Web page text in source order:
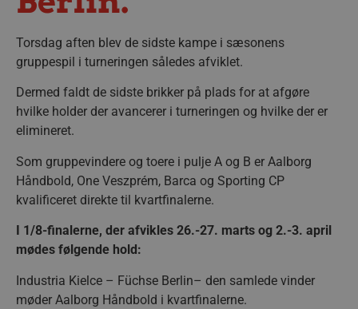
Torsdag aften blev de sidste kampe i sæsonens
gruppespil i turneringen således afviklet.
Dermed faldt de sidste brikker på plads for at afgøre
hvilke holder der avancerer i turneringen og hvilke der er
elimineret.
Som gruppevindere og toere i pulje A og B er Aalborg
Håndbold, One Veszprém, Barca og Sporting CP
kvalificeret direkte til kvartfinalerne.
I 1/8-finalerne, der afvikles 26.-27. marts og 2.-3. april
mødes følgende hold:
Industria Kielce – Füchse Berlin– den samlede vinder
møder Aalborg Håndbold i kvartfinalerne.